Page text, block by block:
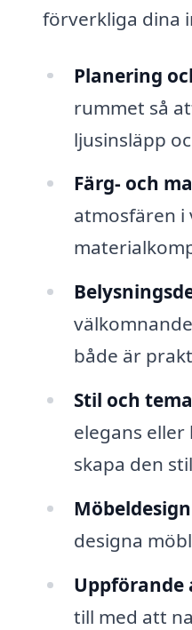
förverkliga dina
Planering
rummet så
ljusinsläpp
Färg- och
atmosfären
både är
Stil och
elegans
skapa den
designa
Uppförande
till med att